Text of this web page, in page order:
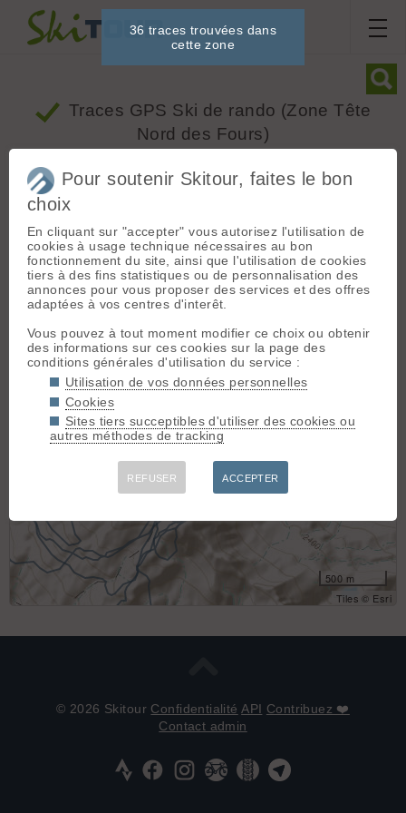
36 traces trouvées dans
cette zone
Traces GPS Ski de rando (Zone Tête
Nord des Fours)
Dénivelé Ski
Mois
+
−
500 m
Tiles © Esri
© 2026 Skitour Confidentialité API Contribuez ❤️
Contact admin
Pour soutenir Skitour, faites le bon
choix
En cliquant sur "accepter" vous autorisez l'utilisation de
cookies à usage technique nécessaires au bon
fonctionnement du site, ainsi que l'utilisation de cookies
tiers à des fins statistiques ou de personnalisation des
annonces pour vous proposer des services et des offres
adaptées à vos centres d'interêt.
Vous pouvez à tout moment modifier ce choix ou obtenir
des informations sur ces cookies sur la page des
conditions générales d'utilisation du service :
Utilisation de vos données personnelles
Cookies
Sites tiers succeptibles d'utiliser des cookies ou
autres méthodes de tracking
REFUSER ACCEPTER